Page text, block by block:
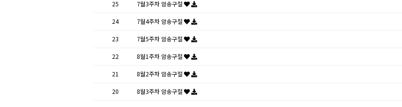
25 7월3주차 암송구절
24 7월4주차 암송구절
23 7월5주차 암송구절
22 8월1주차 암송구절
21 8월2주차 암송구절
20 8월3주차 암송구절